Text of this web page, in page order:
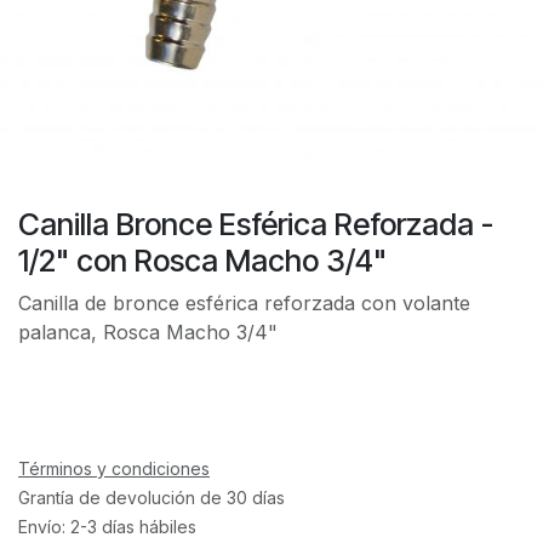
Canilla Bronce Esférica Reforzada -
1/2" con Rosca Macho 3/4"
Canilla de bronce esférica reforzada con volante
palanca, Rosca Macho 3/4"
Términos y condiciones
Grantía de devolución de 30 días
Envío: 2-3 días hábiles